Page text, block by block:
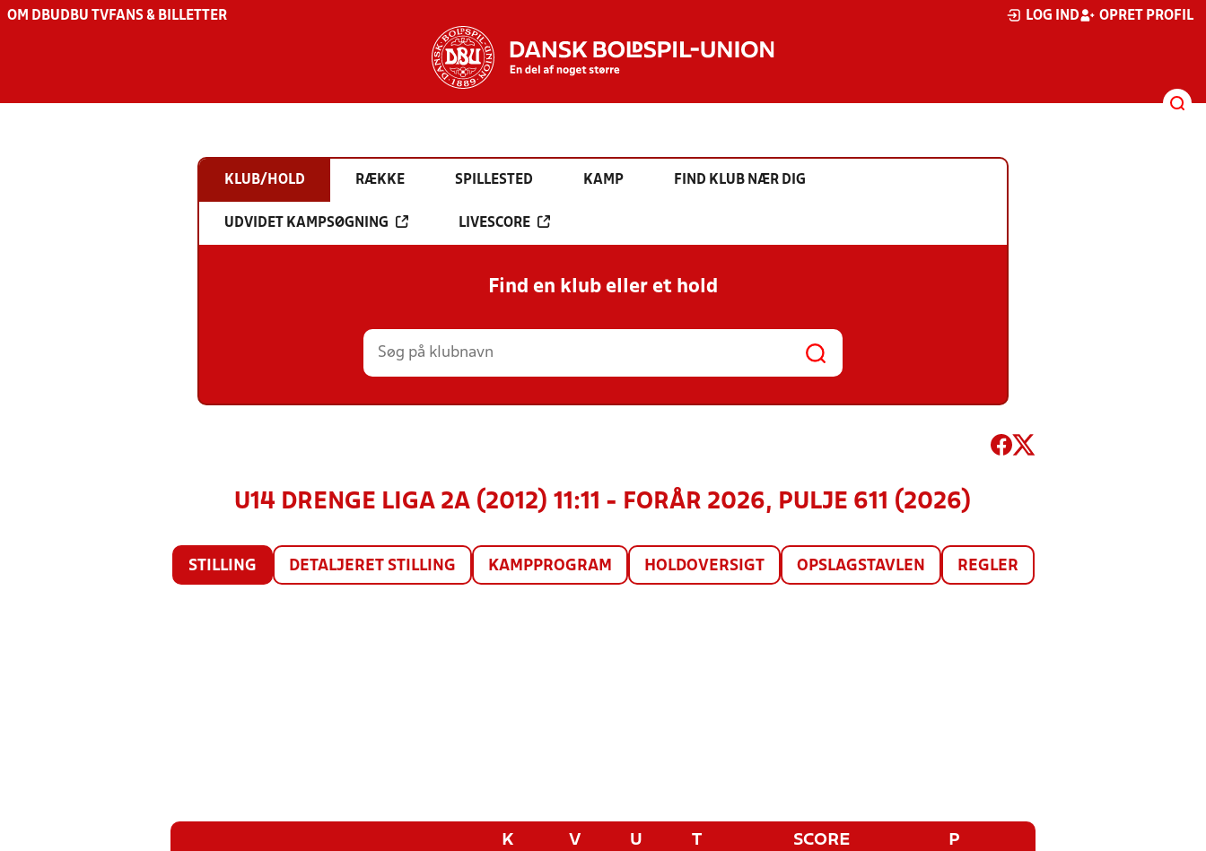
OM DBU DBU TV FANS & BILLETTER LOG IND OPRET PROFIL
KLUB/HOLD RÆKKE SPILLESTED KAMP FIND KLUB NÆR DIG
UDVIDET KAMPSØGNING LIVESCORE
Find en klub eller et hold
U14 DRENGE LIGA 2A (2012) 11:11 - FORÅR 2026, PULJE 611 (2026)
STILLING DETALJERET STILLING KAMPPROGRAM HOLDOVERSIGT OPSLAGSTAVLEN REGLER
K V U T SCORE P